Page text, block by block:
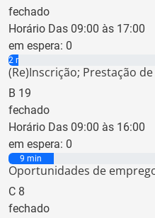
fechado
Horário Das 09:00 às 17:00
em espera: 0
2 min
(Re)Inscrição; Prestação
B 19
fechado
Horário Das 09:00 às 16:00
em espera: 0
9 min
Oportunidades de
C 8
fechado